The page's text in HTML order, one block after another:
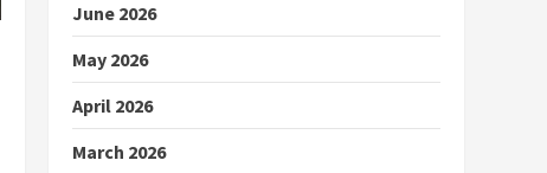
June 2026
May 2026
April 2026
March 2026